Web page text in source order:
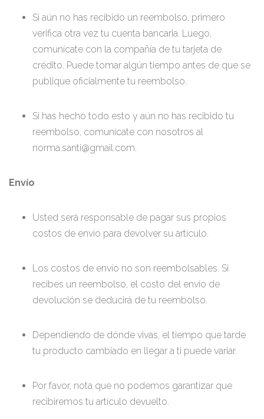
Si aún no has recibido un reembolso, primero
verifica otra vez tu cuenta bancaria. Luego,
comunícate con la compañía de tu tarjeta de
crédito. Puede tomar algún tiempo antes de que se
publique oficialmente tu reembolso.
Si has hecho todo esto y aún no has recibido tu
reembolso, comunícate con nosotros al
norma.santi@gmail.com.
Envío
Usted será responsable de pagar sus propios
costos de envío para devolver su artículo.
Los costos de envío no son reembolsables. Si
recibes un reembolso, el costo del envío de
devolución se deducirá de tu reembolso.
Dependiendo de dónde vivas, el tiempo que tarde
tu producto cambiado en llegar a ti puede variar.
Por favor, nota que no podemos garantizar que
recibiremos tu artículo devuelto.